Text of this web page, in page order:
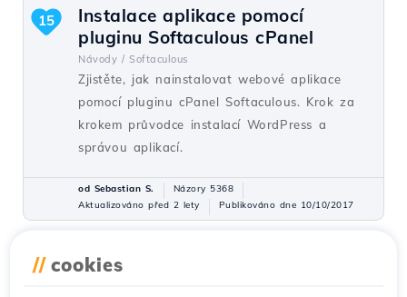
Instalace aplikace pomocí
pluginu Softaculous cPanel
Návody / Softaculous
Zjistěte, jak nainstalovat webové aplikace
pomocí pluginu cPanel Softaculous. Krok za
krokem průvodce instalací WordPress a
správou aplikací.
15
od Sebastian S.
Názory 5368
Aktualizováno před 2 lety
Publikováno dne 10/10/2017
Vytváření a nastavování
12
// cookies